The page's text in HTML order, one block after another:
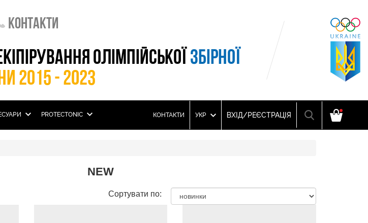
Контакти
ОЛІМПІЙСЬКОЇ ЗБІРНОЇ
2015 - 2023
PROTECTONIC КОНТАКТИ УКР ВХІД/РЕЄСТРАЦІЯ
NEW
Сортувати по: